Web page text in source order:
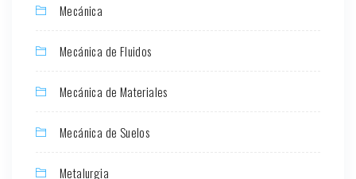
Mecánica
Mecánica de Fluidos
Mecánica de Materiales
Mecánica de Suelos
Metalurgia